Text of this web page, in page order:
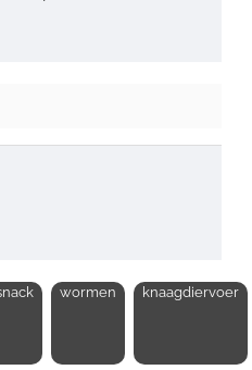
wormen knaagdiervoer